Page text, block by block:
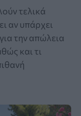
τελικά
αν υπάρχει
την απώλεια
και τι